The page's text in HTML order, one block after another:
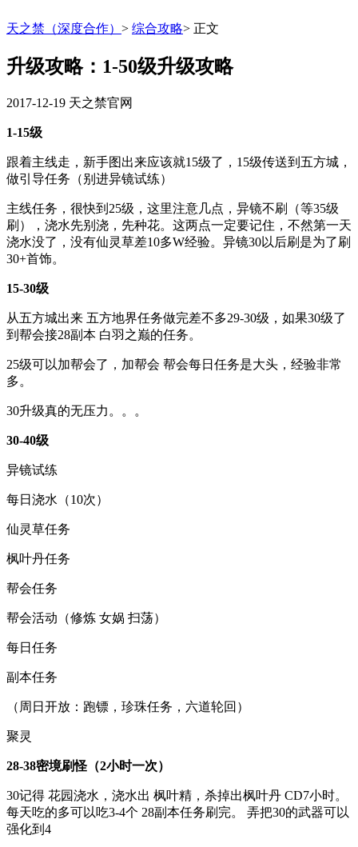
天之禁（深度合作） > 综合攻略> 正文
升级攻略：1-50级升级攻略
2017-12-19 天之禁官网
1-15级
跟着主线走，新手图出来应该就15级了，15级传送到五方城，
做引导任务（别进异镜试练）
主线任务，很快到25级，这里注意几点，异镜不刷（等35级
刷），浇水先别浇，先种花。这两点一定要记住，不然第一天
浇水没了，没有仙灵草差10多W经验。异镜30以后刷是为了刷
30+首饰。
15-30级
从五方城出来 五方地界任务做完差不多29-30级，如果30级了
到帮会接28副本 白羽之巅的任务。
25级可以加帮会了，加帮会 帮会每日任务是大头，经验非常
多。
30升级真的无压力。。。
30-40级
异镜试练
每日浇水（10次）
仙灵草任务
枫叶丹任务
帮会任务
帮会活动（修炼 女娲 扫荡）
每日任务
副本任务
（周日开放：跑镖，珍珠任务，六道轮回）
聚灵
28-38密境刷怪（2小时一次）
30记得 花园浇水，浇水出 枫叶精，杀掉出枫叶丹 CD7小时。
每天吃的多可以吃3-4个 28副本任务刷完。 弄把30的武器可以
强化到4